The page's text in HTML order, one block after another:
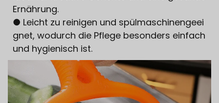
Ernährung.
● Leicht zu reinigen und spülmaschinengeei
gnet, wodurch die Pflege besonders einfach
und hygienisch ist.